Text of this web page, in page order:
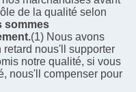
de la qualité selon
sommes
(1) Nous avons
nous'll supporter
notre qualité, si vous
nous'll compenser pour